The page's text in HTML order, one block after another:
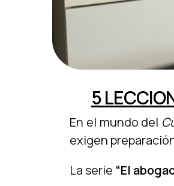
5
En el mundo del
exigen
La serie “El